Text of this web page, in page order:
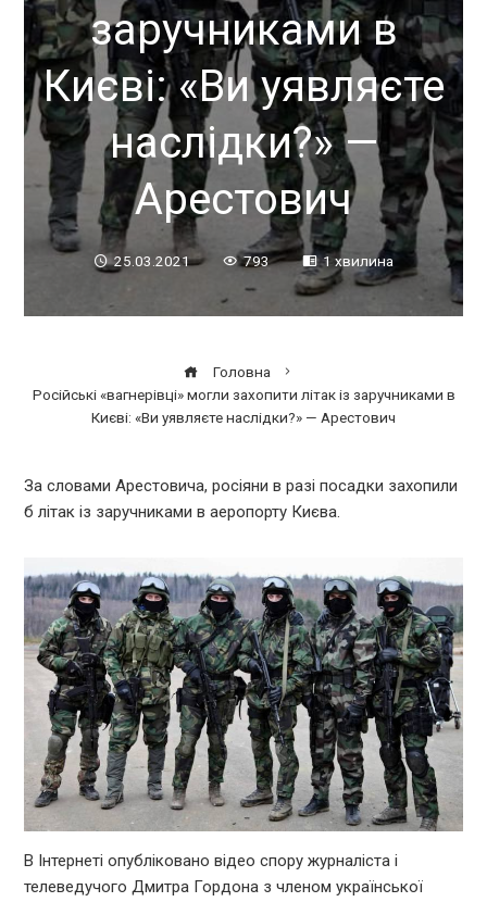
заручниками в
Києві: «Ви уявляєте
наслідки?» —
Арестович
25.03.2021 793 1 хвилина
Головна
Російські «вагнерівці» могли захопити літак із заручниками в
Києві: «Ви уявляєте наслідки?» — Арестович
За словами Арестовича, росіяни в разі посадки захопили
б літак із заручниками в аеропорту Києва.
В Інтернеті опубліковано відео спору журналіста і
телеведучого Дмитра Гордона з членом української